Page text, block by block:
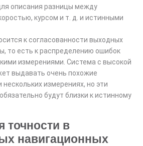
описания разницы между
курсом и т. д. и истинными
к согласованности выходных
то есть к распределению ошибок
измерениями. Система с высокой
выдавать очень похожие
нескольких измерениях, но эти
будут близки к истинному
точности в
навигационных